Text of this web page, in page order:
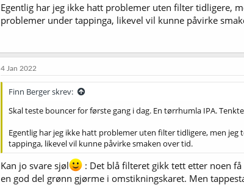
e
r
Egentlig har jeg ikke hatt problemer uten filter tidligere,
problemer under tappinga, likevel vil kunne påvirke
4 Jan 2022
Finn Berger skrev:
Skal teste bouncer for første gang i dag. En tørrhumla IPA.
Egentlig har jeg ikke hatt problemer uten filter tidligere, men
tappinga, likevel vil kunne påvirke smaken over tid.
Kan jo svare sjøl
: Det blå filteret gikk tett etter noen
en god del grønn gjørme i omstikningskaret. Men